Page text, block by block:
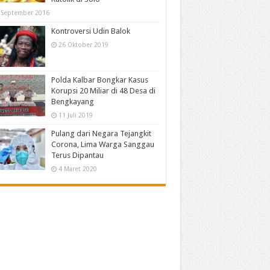
2016
Kontroversi Udin Balok
26 Oktober 2019
Polda Kalbar Bongkar Kasus
Korupsi 20 Miliar di 48 Desa di
Bengkayang
11 Juli 2019
Pulang dari Negara Tejangkit
Corona, Lima Warga Sanggau
Terus Dipantau
4 Maret 2020